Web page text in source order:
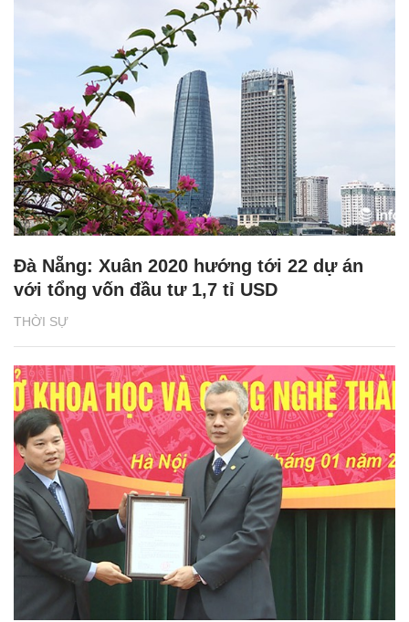
THỜI SỰ
Đà Nẵng: Xuân 2020 hướng tới 22 dự án
với tổng vốn đầu tư 1,7 tỉ USD